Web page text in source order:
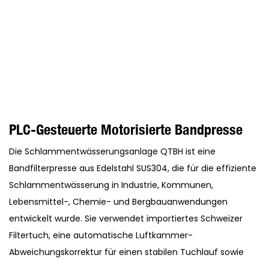
PLC-Gesteuerte Motorisierte Bandpresse
Die Schlammentwässerungsanlage QTBH ist eine
Bandfilterpresse aus Edelstahl SUS304, die für die effiziente
Schlammentwässerung in Industrie, Kommunen,
Lebensmittel-, Chemie- und Bergbauanwendungen
entwickelt wurde. Sie verwendet importiertes Schweizer
Filtertuch, eine automatische Luftkammer-
Abweichungskorrektur für einen stabilen Tuchlauf sowie